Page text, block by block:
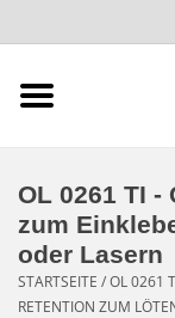
SSP SCHULZ Dental-
Produkte
PRECI-LINE-
OL 0261 TI -
zum
oder Lasern
STARTSEITE /OL 0261
RETENTION ZUM